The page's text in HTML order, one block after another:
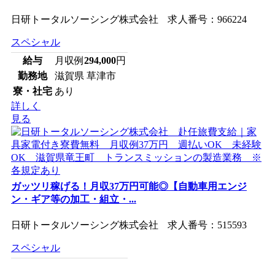
日研トータルソーシング株式会社 求人番号：966224
スペシャル
給与
月収例 294,000円
勤務地
滋賀県 草津市
寮・社宅 あり
詳しく
見る
ガッツリ稼げる！月収37万円可能◎【自動車用エンジ
ン・ギア等の加工・組立・...
日研トータルソーシング株式会社 求人番号：515593
スペシャル